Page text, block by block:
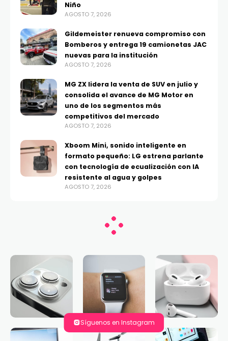
Niño
AGOSTO 7, 2026
Gildemeister renueva compromiso con
Bomberos y entrega 19 camionetas JAC
nuevas para la institución
AGOSTO 7, 2026
MG ZX lidera la venta de SUV en julio y
consolida el avance de MG Motor en
uno de los segmentos más
competitivos del mercado
AGOSTO 7, 2026
Xboom Mini, sonido inteligente en
formato pequeño: LG estrena parlante
con tecnología de ecualización con IA
resistente al agua y golpes
AGOSTO 7, 2026
Síguenos en Instagram